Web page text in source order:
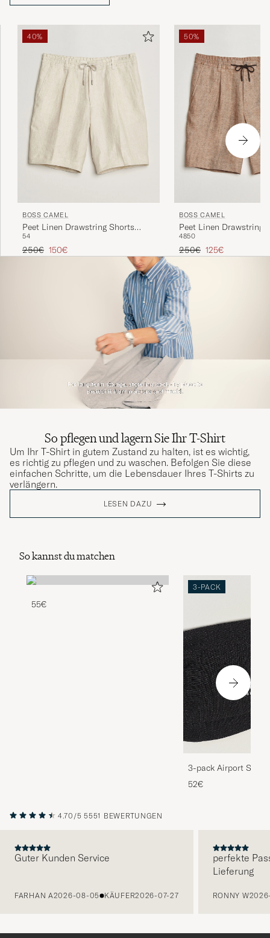
40%
BOSS CAMEL
Peet Linen Drawstring Shorts
Open White
54
Regulärer Preis
250€ Reduzierter Preis
150€
50%
BOSS CAMEL
Peet Linen Drawstring
Medium Beige
4850
Regulärer Preis
250€ Reduzierter Preis
125€
So pflegen und lagern Sie Ihr T-Shirt
Um Ihr T-Shirt in gutem Zustand zu halten, ist es wichtig,
es richtig zu pflegen und zu waschen. Befolgen Sie diese
einfachen Schritte, um die Lebensdauer Ihres T-Shirts zu
verlängern.
LESEN DAZU
So kannst du matchen
55€
3-PACK
3-pack Airport
Melange
52€
4.70/5 5551 BEWERTUNGEN
Guter Kunden Service
FARHAN A2026-08-05 KÄUFER2026-07-27
perfekte
Lieferung
RONNY W